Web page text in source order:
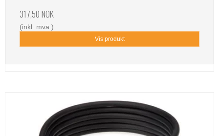
317,50 NOK
(inkl. mva.)
Vis produkt